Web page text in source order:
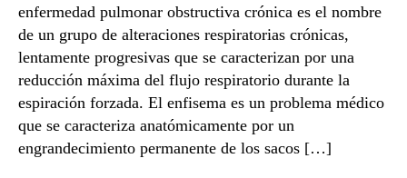
enfermedad pulmonar obstructiva crónica es el nombre
de un grupo de alteraciones respiratorias crónicas,
lentamente progresivas que se caracterizan por una
reducción máxima del flujo respiratorio durante la
espiración forzada. El enfisema es un problema médico
que se caracteriza anatómicamente por un
engrandecimiento permanente de los sacos […]